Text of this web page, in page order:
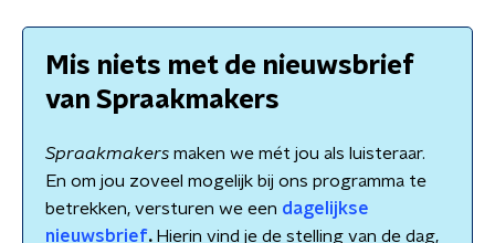
Mis niets met de nieuwsbrief
van Spraakmakers
Spraakmakers maken we mét jou als luisteraar.
En om jou zoveel mogelijk bij ons programma te
betrekken, versturen we een dagelijkse
nieuwsbrief.Hierin vind je de stelling van de dag,